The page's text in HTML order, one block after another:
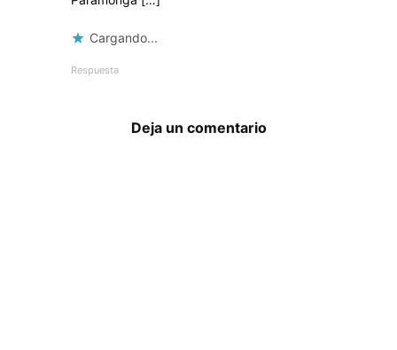
Cargando...
Respuesta
Deja un comentario